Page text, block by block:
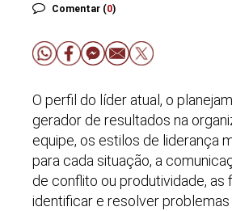
Comentar (0)
O perfil do líder atual, o
gerador de resultados na
equipe, os estilos de liderança
para cada situação, a
de conflito ou produtividade, as
identificar e resolver problemas